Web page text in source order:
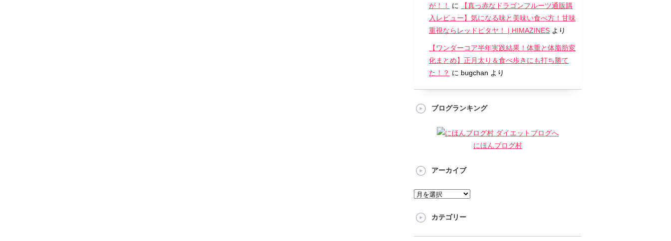
が！！
に
【真っ赤なドラゴンフルーツ通販購
入レビュー】気になる味と美味い食べ方！甘味
重視ならレッドピタヤ！ | HIMAZINES より
【ワンダーコア半年実践結果！体重と体脂肪変
化まとめ】正月太り＆食べ歩きにも打ち勝て
た！？ に bugchan より
ブログランキング
にほんブログ村
アーカイブ
カテゴリー